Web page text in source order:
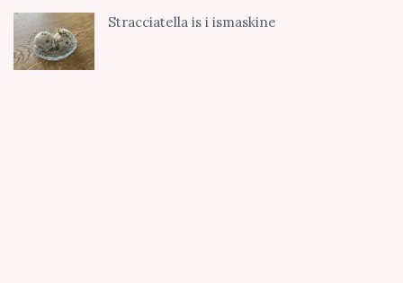
Stracciatella is i ismaskine